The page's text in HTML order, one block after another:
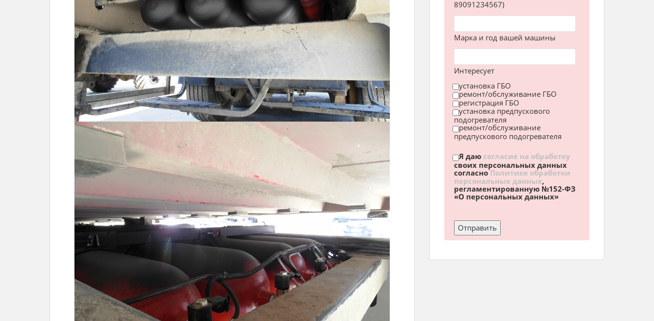
89091234567)
Марка и год вашей машины
Интересует
установка ГБО
ремонт/обслуживание ГБО
регистрация ГБО
установка предпускового
подогревателя
ремонт/обслуживание
предпускового подогревателя
Я даю согласие на обработку
своих персональных данных
согласноПолитике обработки
персональных данных,
регламентированную №152-ФЗ
«О персональных данных»